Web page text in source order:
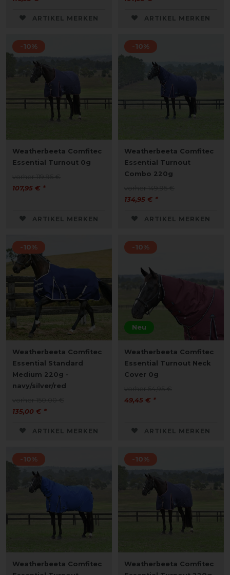
ARTIKEL MERKEN ARTIKEL MERKEN
-10%
Weatherbeeta Comfitec
Essential Turnout 0g
107,95 € *
ARTIKEL MERKEN
-10%
Weatherbeeta Comfitec
Essential Turnout
Combo 220g
134,95 € *
ARTIKEL MERKEN
-10%
Weatherbeeta Comfitec
Essential Standard
Medium 220g -
navy/silver/red
135,00 € *
ARTIKEL MERKEN
Neu
-10%
Weatherbeeta Comfitec
Essential Turnout Neck
Cover 0g
49,45 € *
ARTIKEL MERKEN
-10%
Weatherbeeta Comfitec
-10%
Weatherbeeta Comfitec